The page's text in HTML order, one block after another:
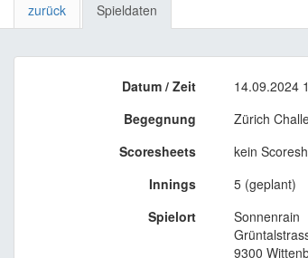
zurück Spieldaten
Datum / Zeit
14.09.2024
Begegnung
Zürich
Scoresheets
kein
Innings
5 (geplant)
Spielort
Sonnenrain
9300